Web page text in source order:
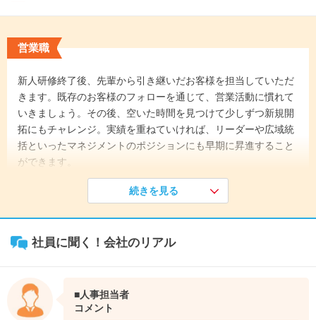
営業職
新人研修終了後、先輩から引き継いだお客様を担当していただ
きます。既存のお客様のフォローを通じて、営業活動に慣れて
いきましょう。その後、空いた時間を見つけて少しずつ新規開
拓にもチャレンジ。実績を重ねていければ、リーダーや広域統
括といったマネジメントのポジションにも早期に昇進すること
ができます。
んでいきましょう。
営業拠点の責任者である「リーダー」へ。営業としてチームを
引っ張っていく立場になります。また、拠点の数値管理はもち
続きを見る
社員に聞く！会社のリアル
■人事担当者
コメント